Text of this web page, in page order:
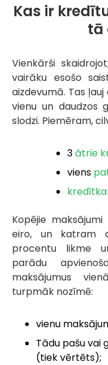
Kas ir
tā
Vienkārši
vairāku esošo
aizdevumā. Tas
vienu un daudzos
slodzi. Piemēram,
3ātrie
viens
Kopējie
eiro, un katram
procentu likme
parādu
maksājumus
turpmāk nozīmē:
vienu
Tādu pašu vai
(tiek vērtēts);